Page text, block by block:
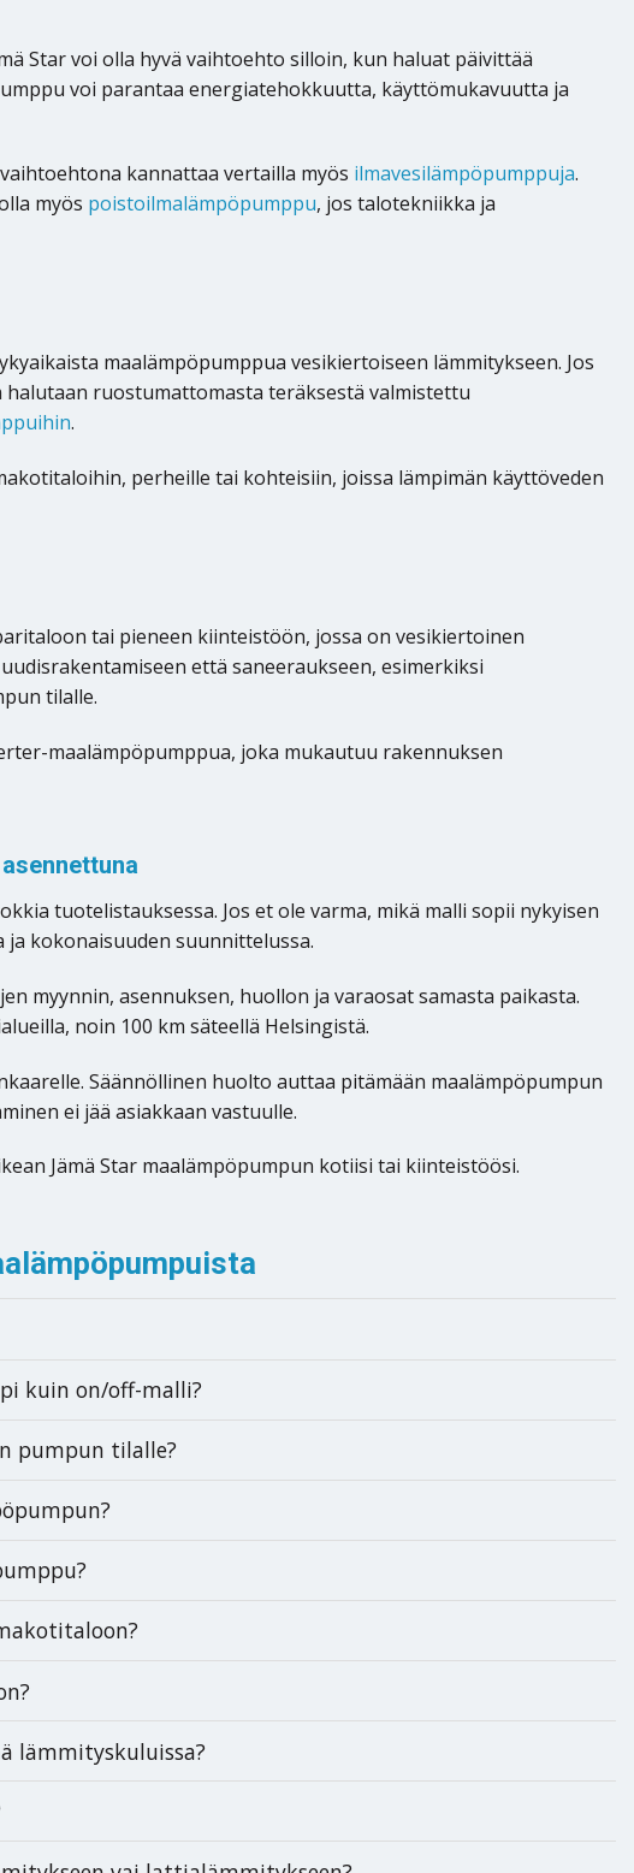
Star voi olla hyvä vaihtoehto silloin, kun haluat päivittää
voi parantaa energiatehokkuutta, käyttömukavuutta ja
kannattaa vertailla myös ilmavesilämpöpumppuja.
myös poistoilmalämpöpumppu, jos talotekniikka ja
maalämpöpumppua vesikiertoiseen lämmitykseen. Jos
ruostumattomasta teräksestä valmistettu
.
perheille tai kohteisiin, joissa lämpimän käyttöveden
tai pieneen kiinteistöön, jossa on vesikiertoinen
että saneeraukseen, esimerkiksi
tilalle.
maalämpöpumppua, joka mukautuu rakennuksen
tuotelistauksessa. Jos et ole varma, mikä malli sopii nykyisen
kokonaisuuden suunnittelussa.
myynnin, asennuksen, huollon ja varaosat samasta paikasta.
noin 100 km säteellä Helsingistä.
Säännöllinen huolto auttaa pitämään maalämpöpumpun
ei jää asiakkaan vastuulle.
Jämä Star maalämpöpumpun kotiisi tai kiinteistöösi.
kuin on/off-malli?
pumpun tilalle?
lämmityskuluissa?